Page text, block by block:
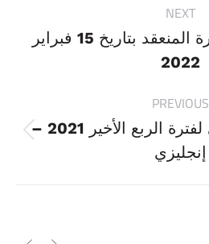
PREVIOUS
Previous
project:
التقرير الاستثماري لفترة الربع الأخير 2021 –
إنجليزي
NEXT
Next
project:
تقرير مجلس الإدارة المنعقد بتاريخ 15 فبراير
2022